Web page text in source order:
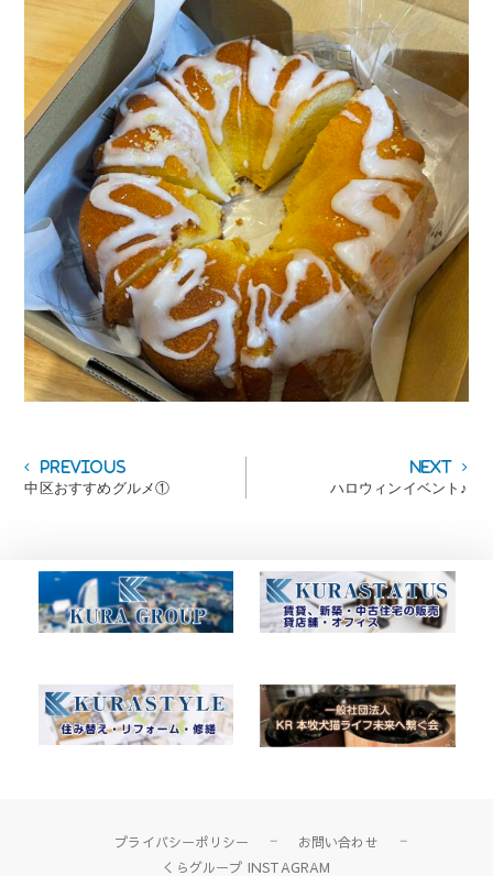
投
稿
ゲ
ー
シ
ン
PreviousPrevious
post:
中区おすすめグルメ①
Next
ハロウィンイベント♪
プライバシーポリシー
お問い合わせ
くらグループ INSTAGRAM